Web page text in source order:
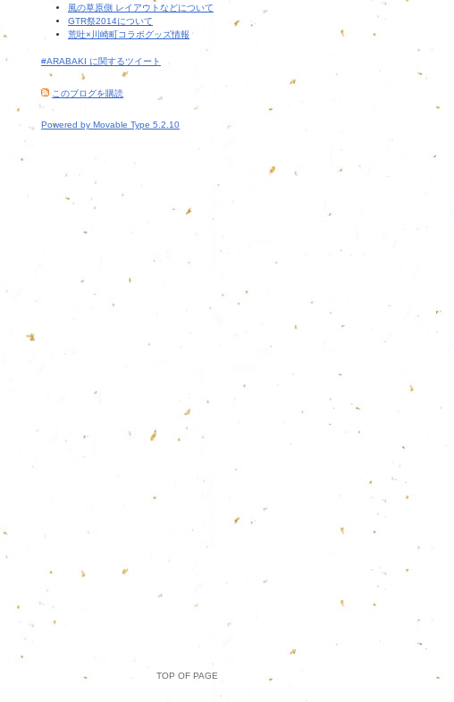
風の草原側 レイアウトなどについて
GTR祭2014について
荒吐×川崎町コラボグッズ情報
#ARABAKI に関するツイート
このブログを購読
Powered by Movable Type 5.2.10
TOP OF PAGE